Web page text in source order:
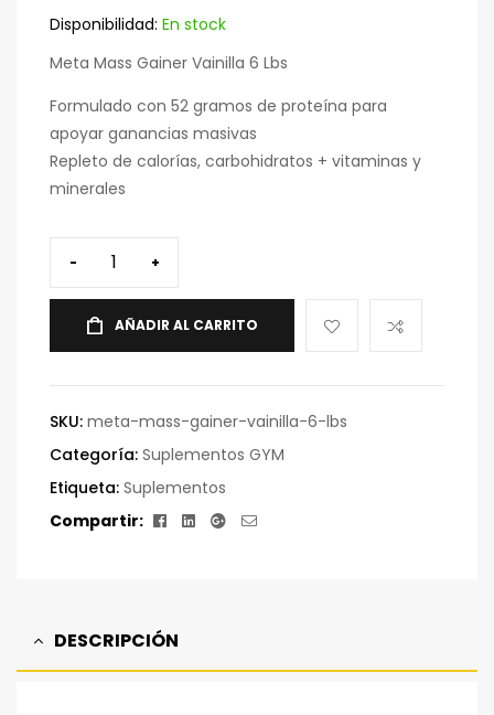
Disponibilidad: En stock
Meta Mass Gainer Vainilla 6 Lbs
Formulado con 52 gramos de proteína para
apoyar ganancias masivas
Repleto de calorías, carbohidratos + vitaminas y
minerales
- +
AÑADIR AL CARRITO
SKU: meta-mass-gainer-vainilla-6-lbs
Categoría: Suplementos GYM
Etiqueta: Suplementos
Compartir:
Facebook
LinkedinGoogle+
Correo
DESCRIPCIÓN